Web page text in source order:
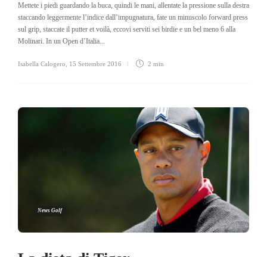
Mettete i piedi guardando la buca, quindi le mani, allentate la pressione sulla destra
staccando leggermente l’indice dall’impugnatura, fate un minuscolo forward press
sul grip, staccate il putter et voilà, eccovi serviti sei birdie e un bel meno 6 alla
Molinari. In un Open d’Italia...
Isabella Calogero 15 Settembre 2016 2 min
News Golf